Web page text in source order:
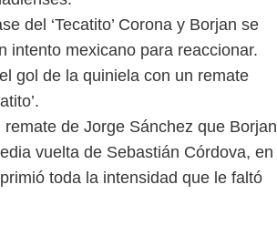
del ‘Tecatito’ Corona y Borjan se
intento mexicano para reaccionar.
gol de la quiniela con un remate
de Jorge Sánchez que Borjan
vuelta de Sebastián Córdova, en
toda la intensidad que le faltó